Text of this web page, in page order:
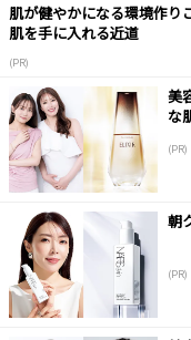
肌が健やかになる環境作り
肌を手に入れる近道
(PR)
美
な
(PR)
朝
(PR)